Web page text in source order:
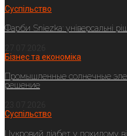
Суспільство
Фарби Sniezka: універсальні
Бізнес та економіка
Промышленные солнечные
решение
Суспільство
Цукровий діабет у похилому